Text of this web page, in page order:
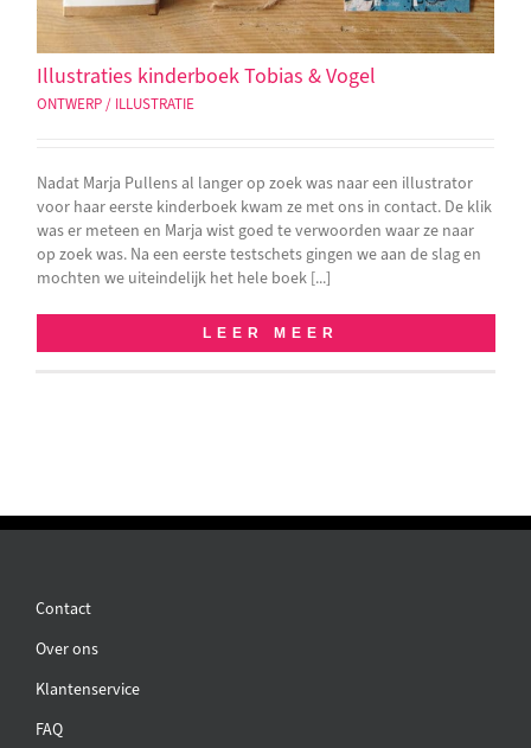
Illustraties kinderboek Tobias & Vogel
ONTWERP / ILLUSTRATIE
Nadat Marja Pullens al langer op zoek was naar een illustrator
voor haar eerste kinderboek kwam ze met ons in contact. De klik
was er meteen en Marja wist goed te verwoorden waar ze naar
op zoek was. Na een eerste testschets gingen we aan de slag en
mochten we uiteindelijk het hele boek [...]
LEER MEER
Contact
Over ons
Klantenservice
FAQ